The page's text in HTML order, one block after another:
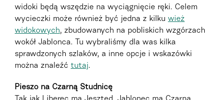
widoki będą wszędzie na wyciągnięcie ręki. Celem
wycieczki może również być jedna z kilku wież
widokowych, zbudowanych na pobliskich wzgórzach
wokół Jablonca. Tu wybraliśmy dla was kilka
sprawdzonych szlaków, a inne opcje i wskazówki
można znaleźć tutaj.
Pieszo na Czarną Studnicę